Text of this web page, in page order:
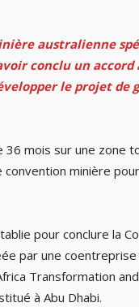
australienne
conclu un
le projet de
36 mois sur une zone
minière
pour conclure la
par une
Transformation
à Abu Dhabi.